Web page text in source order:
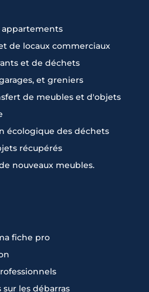
appartements
de locaux commerciaux
et de déchets
et greniers
de meubles et d'objets
écologique des déchets
récupérés
nouveaux meubles.
fiche pro
les débarras